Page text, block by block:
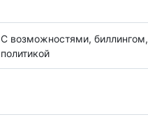
С возможностями, биллингом,
политикой